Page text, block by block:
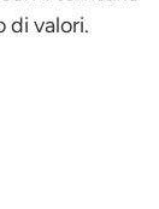
di valori.